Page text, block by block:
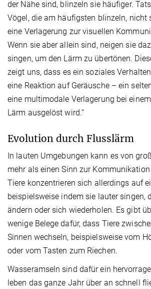
der Nähe sind, blinzeln sie häufiger.
Vögel, die am häufigsten blinzeln, nicht
eine Verlagerung zur visuellen
Wenn sie aber allein sind, neigen sie
singen, um den Lärm zu übertönen.
zeigt uns, dass es ein soziales
eine Reaktion auf Geräusche – ein
eine multimodale Verlagerung bei
Lärm ausgelöst wird.“
Evolution durch Flusslärm
In lauten Umgebungen kann es von
mehr als einen Sinn zur
Tiere konzentrieren sich allerdings auf
beispielsweise indem sie lauter singen,
ändern oder sich wiederholen. Es gibt
wenige Belege dafür, dass Tiere
Sinnen wechseln, beispielsweise vom
oder vom Tasten zum Riechen.
Wasseramseln sind dafür ein
leben das ganze Jahr über an schnell